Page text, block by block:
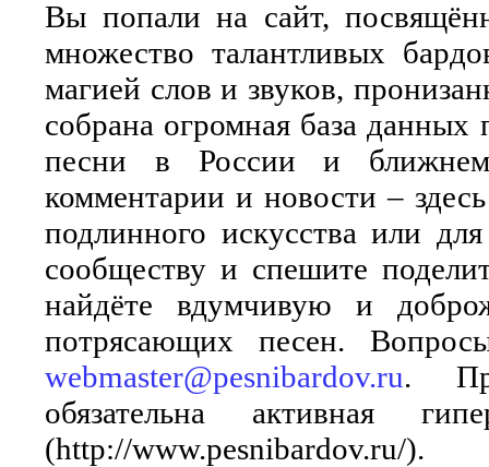
Вы попали на сайт,
множество талантливых
магией слов и звуков,
собрана огромная база
песни в России и ближнем
комментарии и новости –
подлинного искусства или
сообществу и спешите
найдёте вдумчивую и
потрясающих песен.
webmaster@pesnibardov.ru.
обязательна активная
(http://www.pesnibardov.ru/).